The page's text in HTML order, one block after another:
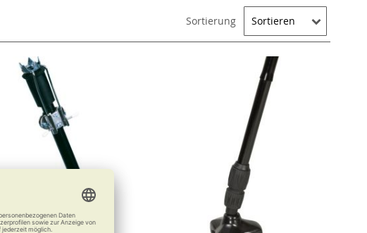
Sortierung